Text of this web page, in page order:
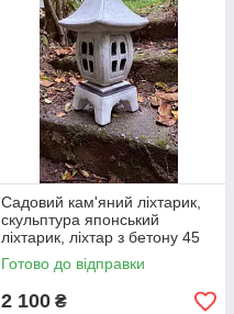
Садовий кам'яний ліхтарик,
скульптура японський
ліхтарик, ліхтар з бетону 45
см
Готово до відправки
2 100 ₴